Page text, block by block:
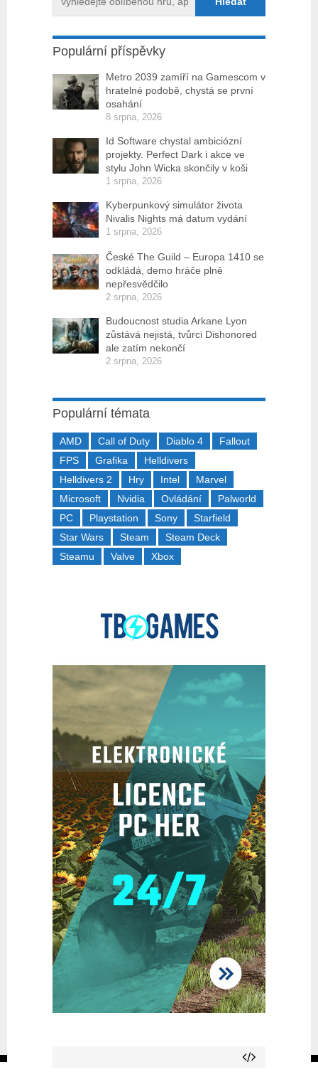
Populární příspěvky
Metro 2039 zamíří na Gamescom v
hratelné podobě, chystá se první
osahání
8 srpna, 2026
Id Software chystal ambiciózní
projekty. Perfect Dark i akce ve
stylu John Wicka skončily v koši
1 srpna, 2026
Kyberpunkový simulátor života
Nivalis Nights má datum vydání
1 srpna, 2026
České The Guild – Europa 1410 se
odkládá, demo hráče plně
nepřesvědčilo
2 srpna, 2026
Budoucnost studia Arkane Lyon
zůstává nejistá, tvůrci Dishonored
ale zatím nekončí
2 srpna, 2026
Populární témata
AMD Call of Duty Diablo 4
Fallout
FPS
Grafika
Helldivers
Helldivers 2
Hry Intel
Marvel
Microsoft
Nvidia Ovládání
Palworld
PC
Playstation Sony
Starfield
Star Wars
Steam
Steam Deck
Steamu
Valve Xbox